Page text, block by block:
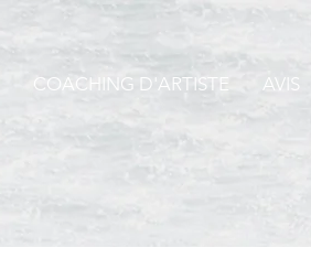
COACHING D'ARTISTE AVIS